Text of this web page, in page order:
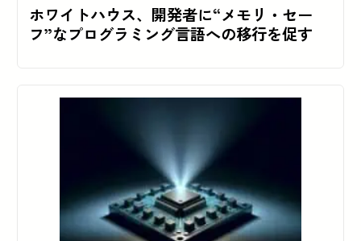
ホワイトハウス、開発者に“メモリ・セー
フ”なプログラミング言語への移行を促す